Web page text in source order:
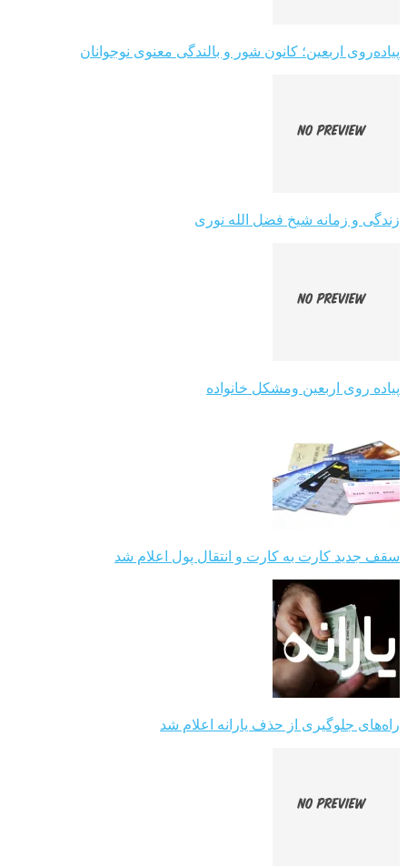
پیاده‌روی اربعین؛ کانون شور و بالندگی معنوی نوجوانان
زندگی و زمانه شیخ فضل الله نوری
پیاده روی اربعین ومشکل خانواده
سقف جدید کارت به کارت و انتقال پول اعلام شد
راه‌های جلوگیری از حذف یارانه اعلام شد